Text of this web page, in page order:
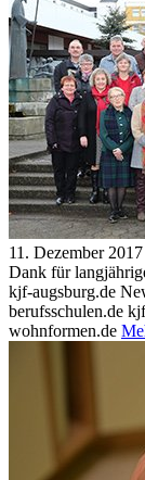
11. Dezember 2017
Dank für
kjf-augsburg.de
berufsschulen.de
wohnformen.de